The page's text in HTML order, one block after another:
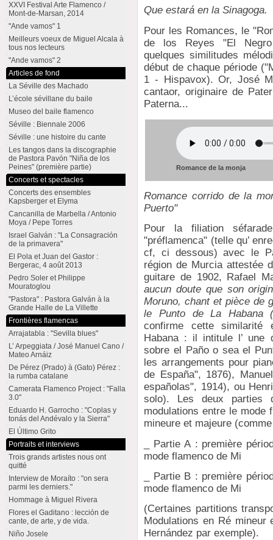
Que estará en la Sinagoga.
Pour les Romances, le
de los Reyes "El Negro
quelques similitudes
début de chaque période
1 - Hispavox). Or, José
cantaor, originaire de
Paterna...
Romance de la monja
Romance corrido de la
Puerto"
Pour la filiation
"préflamenca" (telle qu’
cf, ci dessous) avec le
région de Murcia attestée
guitare de 1902, Rafael
aucun doute que son
Moruno, chant et pièce de
le Punto de La Habana
confirme cette
Habana : il intitule l’ une
sobre el Paño o sea el
les arrangements pour
de España", 1876),
españolas", 1914), ou
solo). Les deux parties
modulations entre le mode
mineure et majeure
_ Partie A : première
mode flamenco de Mi
_ Partie B : première
mode flamenco de Mi
(Certaines partitions
Modulations en Ré mineur
Hernández par exemple).
XXVI Festival Arte Flamenco /
Mont-de-Marsan, 2014
"Ande vamos" 1
Meilleurs voeux de Miguel Alcala à
tous nos lecteurs
"Ande vamos" 2
Articles de fond
La Séville des Machado
L’école sévillane du baile
Museo del baile flamenco
Séville : Biennale 2006
Séville : une histoire du cante
Les tangos dans la discographie
de Pastora Pavón "Niña de los
Peines" (première partie)
Concerts et spectacles
Concerts des ensembles
Kapsberger et Elyma
Cancanilla de Marbella / Antonio
Moya / Pepe Torres
Israel Galván : "La Consagración
de la primavera"
El Pola et Juan del Gastor :
Bergerac, 4 août 2013
Pedro Soler et Philippe
Mouratoglou
"Pastora" : Pastora Galván à la
Grande Halle de La Villette
Frontières flamencas
Arrajatabla : "Sevilla blues"
L’ Arpeggiata / José Manuel Cano /
Mateo Arnáiz
De Pérez (Prado) à (Gato) Pérez :
la rumba catalane
Camerata Flamenco Project : "Falla
3.0"
Eduardo H. Garrocho : "Coplas y
tonás del Andévalo y la Sierra"
El Último Grito
Portraits et interviews
Trois grands artistes nous ont
quitté
Interview de Moraíto : "on sera
parmi les derniers."
Hommage à Miguel Rivera
Flores el Gaditano : lección de
cante, de arte, y de vida.
Niño Josele